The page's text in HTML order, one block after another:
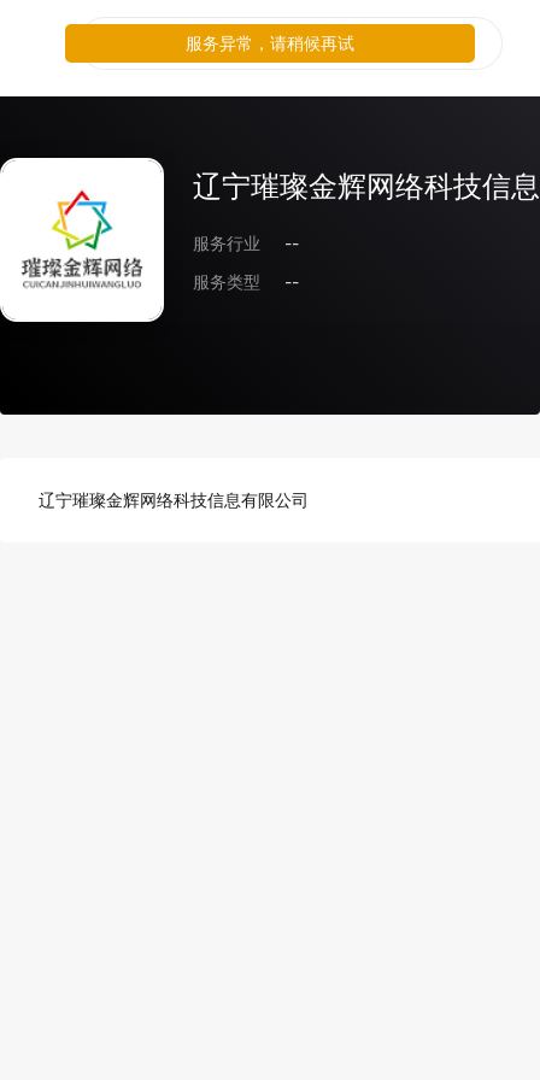
辽宁璀璨金辉网络科技信
服务行业
--
服务类型
--
辽宁璀璨金辉网络科技信息有限公司
服务异常，请稍候再试